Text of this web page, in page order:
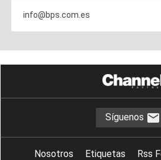
info@bps.com.es
Síguenos
Nosotros Etiquetas Rss